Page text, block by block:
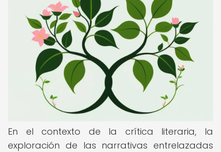
En el contexto de la crítica literaria, la
exploración de las narrativas entrelazadas